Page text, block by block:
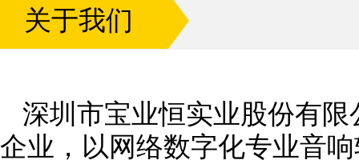
关于我们
深圳市宝业恒实业股份有
企业，以网络数字化专业音